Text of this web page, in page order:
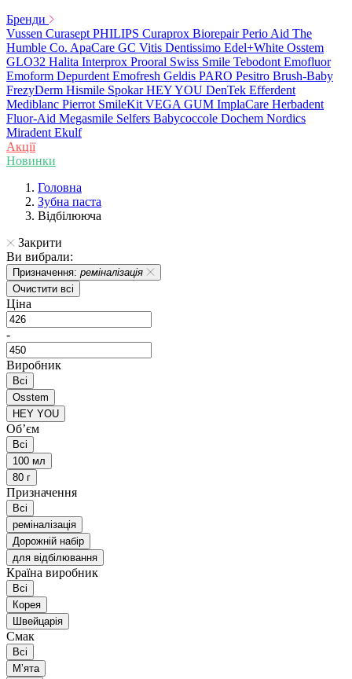
Бренди
Vussen Curasept PHILIPS Curaprox Biorepair Perio Aid The
Humble Co. ApaCare GC Vitis Dentissimo Edel+White Osstem
GLO32 Halita Interprox Prooral Swiss Smile Tebodont Emofluor
Emoform Depurdent Emofresh Geldis PARO Pesitro Brush-Baby
FrezyDerm Hismile Spokar HEY YOU DenTek Efferdent
Mediblanc Pierrot SmileKit VEGA GUM ImplaCare Herbadent
Fluor-Aid Megasmile Selfers Babycoccole Dochem Nordics
Miradent Ekulf
Акції
Новинки
Головна
Зубна паста
Відбілююча
Закрити
Ви вибрали:
Призначення: реміналізація
Очистити всі
Ціна
-
Виробник
Всі
Osstem
HEY YOU
Обʼєм
Всі
100 мл
80 г
Призначення
Всі
реміналізація
Дорожній набір
для відбілювання
Країна виробник
Всі
Корея
Швейцарія
Смак
Всі
Мʼята